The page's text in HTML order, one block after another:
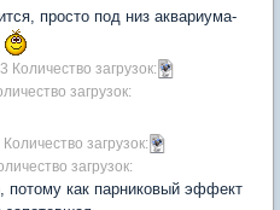
просто под низ аквариума-
Количество загрузок:
загрузок:
Количество загрузок:
загрузок:
потому как парниковый эффект